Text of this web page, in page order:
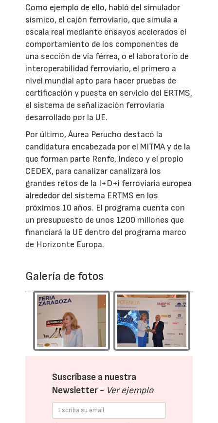
Como ejemplo de ello, habló del simulador
sísmico, el cajón ferroviario, que simula a
escala real mediante ensayos acelerados el
comportamiento de los componentes de
una sección de vía férrea, o el laboratorio de
interoperabilidad ferroviario, el primero a
nivel mundial apto para hacer pruebas de
certificación y puesta en servicio del ERTMS,
el sistema de señalización ferroviaria
desarrollado por la UE.
Por último, Áurea Perucho destacó la
candidatura encabezada por el MITMA y de la
que forman parte Renfe, Indeco y el propio
CEDEX, para canalizar canalizará los
grandes retos de la I+D+i ferroviaria europea
alrededor del sistema ERTMS en los
próximos 10 años. El programa cuenta con
un presupuesto de unos 1200 millones que
financiará la UE dentro del programa marco
de Horizonte Europa.
Galería de fotos
Suscríbase a nuestra
Newsletter - Ver ejemplo